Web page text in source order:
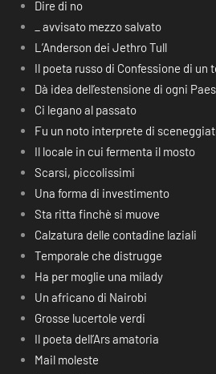
Dire di no
_ avvisato mezzo salvato
L’Anderson dei Jethro Tull
Il poeta russo di Confessione di un
Dà idea dell’estensione di ogni
Ci legano al passato
Fu un noto interprete di
Il locale in cui fermenta il mosto
Scarsi, piccolissimi
Una forma di investimento
Sta ritta finchè si muove
Calzatura delle contadine laziali
Temporale che distrugge
Ha per moglie una milady
Un africano di Nairobi
Grosse lucertole verdi
Il poeta dell’Ars amatoria
Mail moleste